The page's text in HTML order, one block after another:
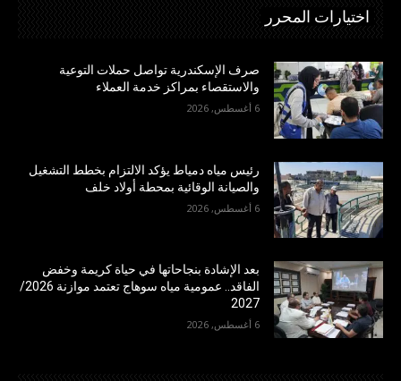
اختيارات المحرر
صرف الإسكندرية تواصل حملات التوعية
والاستقصاء بمراكز خدمة العملاء
6 أغسطس, 2026
رئيس مياه دمياط يؤكد الالتزام بخطط التشغيل
والصيانة الوقائية بمحطة أولاد خلف
6 أغسطس, 2026
بعد الإشادة بنجاحاتها في حياة كريمة وخفض
الفاقد.. عمومية مياه سوهاج تعتمد موازنة 2026/
2027
6 أغسطس, 2026